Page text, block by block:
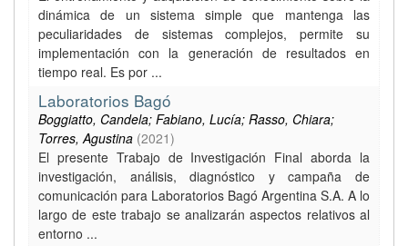
dinámica de un sistema simple que mantenga las
peculiaridades de sistemas complejos, permite su
implementación con la generación de resultados en
tiempo real. Es por ...
Laboratorios Bagó
Boggiatto, Candela; Fabiano, Lucía; Rasso, Chiara;
Torres, Agustina (2021)
El presente Trabajo de Investigación Final aborda la
investigación, análisis, diagnóstico y campaña de
comunicación para Laboratorios Bagó Argentina S.A. A lo
largo de este trabajo se analizarán aspectos relativos al
entorno ...